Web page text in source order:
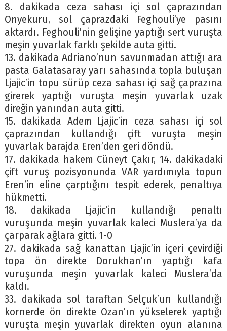
8. dakikada ceza sahası içi sol çaprazından
Onyekuru, sol çaprazdaki Feghouli’ye pasını
aktardı. Feghouli’nin gelişine yaptığı sert vuruşta
meşin yuvarlak farklı şekilde auta gitti.
13. dakikada Adriano’nun savunmadan attığı ara
pasta Galatasaray yarı sahasında topla buluşan
Ljajic’in topu sürüp ceza sahası içi sağ çaprazına
girerek yaptığı vuruşta meşin yuvarlak uzak
direğin yanından auta gitti.
15. dakikada Adem Ljajic’in ceza sahası içi sol
çaprazından kullandığı çift vuruşta meşin
yuvarlak barajda Eren’den geri döndü.
17. dakikada hakem Cüneyt Çakır, 14. dakikadaki
çift vuruş pozisyonunda VAR yardımıyla topun
Eren’in eline çarptığını tespit ederek, penaltıya
hükmetti.
18. dakikada Ljajic’in kullandığı penaltı
vuruşunda meşin yuvarlak kaleci Muslera’ya da
çarparak ağlara gitti. 1-0
27. dakikada sağ kanattan Ljajic’in içeri çevirdiği
topa ön direkte Dorukhan’ın yaptığı kafa
vuruşunda meşin yuvarlak kaleci Muslera’da
kaldı.
33. dakikada sol taraftan Selçuk’un kullandığı
kornerde ön direkte Ozan’ın yükselerek yaptığı
vuruşta meşin yuvarlak direkten oyun alanına